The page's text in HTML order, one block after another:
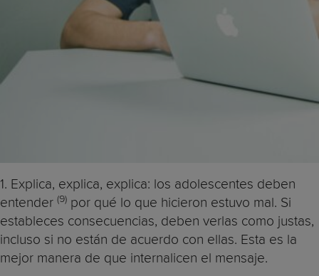
1. Explica, explica, explica: los adolescentes deben
entender (9) por qué lo que hicieron estuvo mal. Si
estableces consecuencias, deben verlas como justas,
incluso si no están de acuerdo con ellas. Esta es la
mejor manera de que internalicen el mensaje.